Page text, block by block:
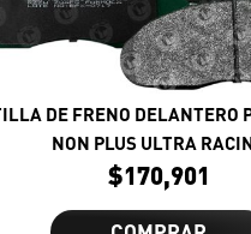
DE FRENO DELANTERO
NON PLUS ULTRA
$170,901